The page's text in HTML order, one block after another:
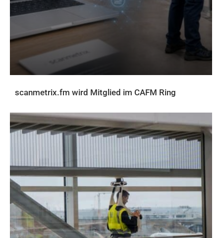
scanmetrix.fm wird Mitglied im CAFM Ring